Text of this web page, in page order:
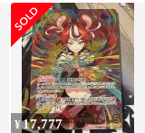
¥17,777